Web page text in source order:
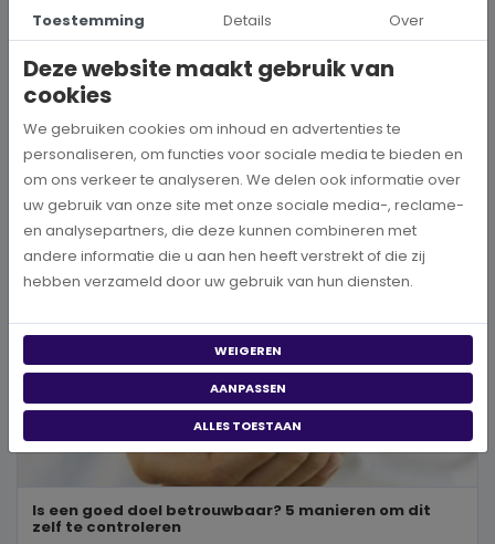
Wanneer je besluit om een steentje bij te dragen aan een betere
wereld, neem je een prachtig besluit. Jouw donatie kan het ve...
BEKIJK MEER
Is een goed doel betrouwbaar? 5 manieren om dit
zelf te controleren
Toestemming Details Over
Deze website maakt gebruik van
cookies
We gebruiken cookies om inhoud en advertenties te
personaliseren, om functies voor sociale media te bieden en
om ons verkeer te analyseren. We delen ook informatie over
uw gebruik van onze site met onze sociale media-, reclame-
en analysepartners, die deze kunnen combineren met
andere informatie die u aan hen heeft verstrekt of die zij
hebben verzameld door uw gebruik van hun diensten.
WEIGEREN
AANPASSEN
ALLES TOESTAAN